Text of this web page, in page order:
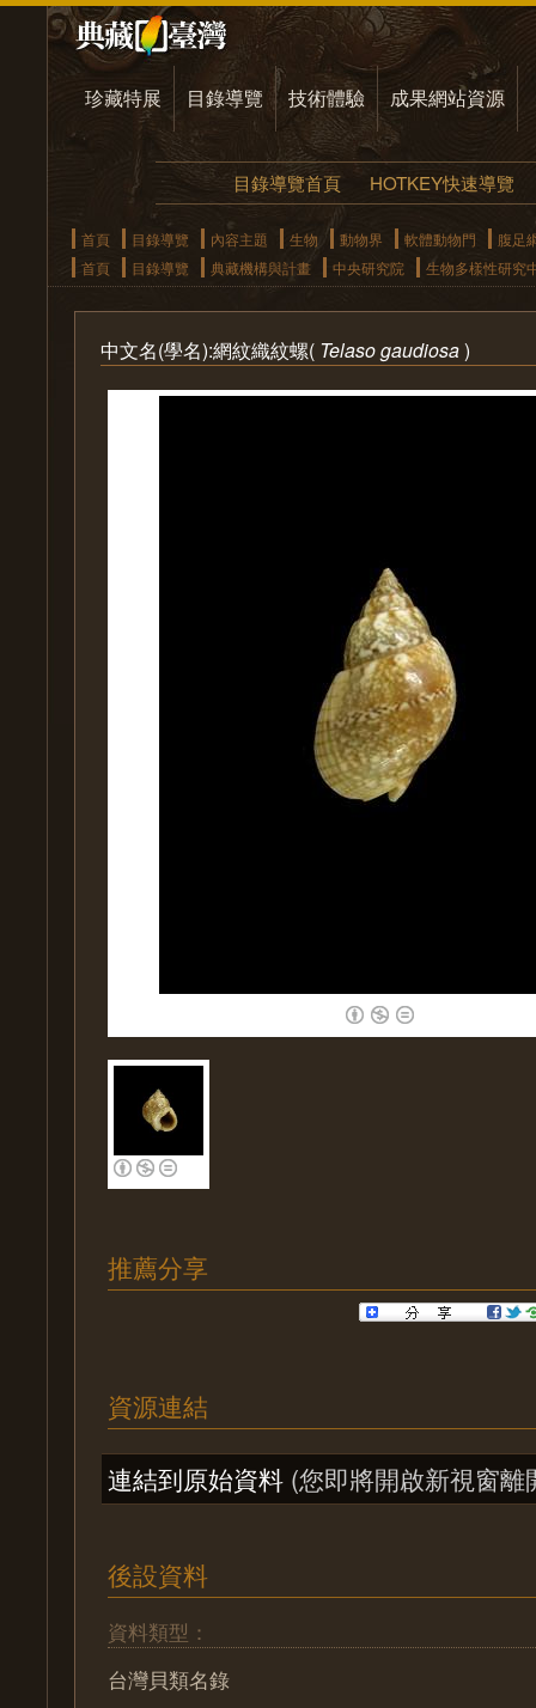
珍藏特展 目錄導覽 技術體驗 成果網站資源
目錄導覽首頁 HOTKEY快速導覽
首頁 目錄導覽 內容主題 生物 動物界 軟體動物門
腹足
首頁
目錄導覽 典藏機構與計畫 中央研究院 生物多樣性研究
中文名(學名):網紋織紋螺( Telaso gaudiosa)
推薦分享
資源連結
連結到原始資料 (您即將開啟新視窗離
後設資料
資料類型：
台灣貝類名錄